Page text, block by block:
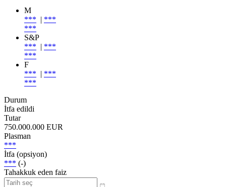
M
*** | ***
***
S&P
*** | ***
***
F
*** | ***
***
Durum
İtfa edildi
Tutar
750.000.000 EUR
Plasman
***
İtfa (opsiyon)
*** (-)
Tahakkuk eden faiz